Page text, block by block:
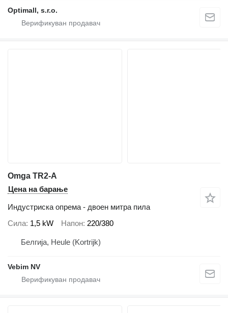
Optimall, s.r.o.
Omga TR2-A
Цена на барање
Индустриска опрема - двоен митра пила
Сила 1,5 kW Напон 220/380
Белгија, Heule (Kortrijk)
Vebim NV